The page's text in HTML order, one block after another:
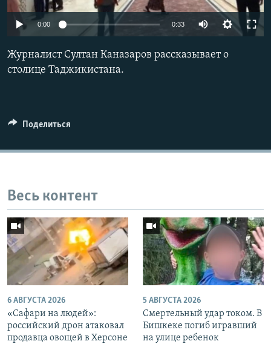
0:00 0:33
Журналист Султан Каназаров рассказывает о
столице Таджикистана.
Поделиться
Весь контент
6 АВГУСТА 2026
«Cафари на людей»:
российский дрон атаковал
продавца овощей в Херсоне
5 АВГУСТА 2026
Смертельный удар током. В
Бишкеке погиб игравший
на улице ребенок